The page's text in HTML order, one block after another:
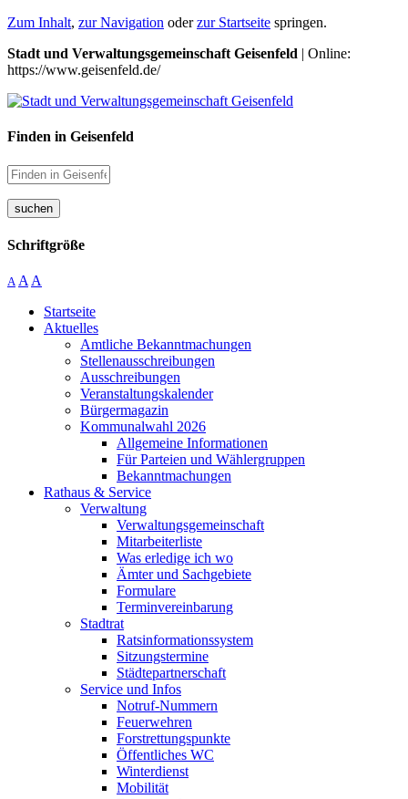
Zum Inhalt, zur Navigation oderzur Startseite springen.
Stadt und Verwaltungsgemeinschaft Geisenfeld | Online:
https://www.geisenfeld.de/
Finden in Geisenfeld
suchen
Schriftgröße
A A A
Startseite
Aktuelles
Amtliche Bekanntmachungen
Stellenausschreibungen
Ausschreibungen
Veranstaltungskalender
Bürgermagazin
Kommunalwahl 2026
Allgemeine Informationen
Für Parteien und Wählergruppen
Bekanntmachungen
Rathaus & Service
Verwaltung
Verwaltungsgemeinschaft
Mitarbeiterliste
Was erledige ich wo
Ämter und Sachgebiete
Formulare
Terminvereinbarung
Stadtrat
Ratsinformationssystem
Sitzungstermine
Städtepartnerschaft
Service und Infos
Notruf-Nummern
Feuerwehren
Forstrettungspunkte
Öffentliches WC
Winterdienst
Mobilität